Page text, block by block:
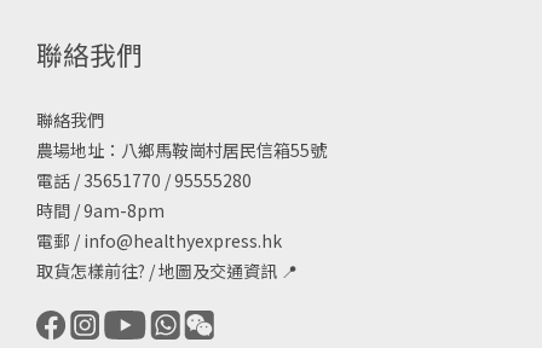
聯絡我們
聯絡我們
農場地址：八鄉馬鞍崗村居民信箱55號
電話 / 35651770 / 95555280
時間 / 9am-8pm
電郵 / info@healthyexpress.hk
取貨怎樣前往? /地圖及交通資訊 📍